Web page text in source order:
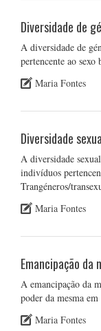
Diversidade de
A diversidade de
pertencente ao
Maria Fontes
Diversidade
A diversidade
indivíduos
Trangéneros/
Maria Fontes
Emancipação da
A emancipação da
poder da mesma
Maria Fontes